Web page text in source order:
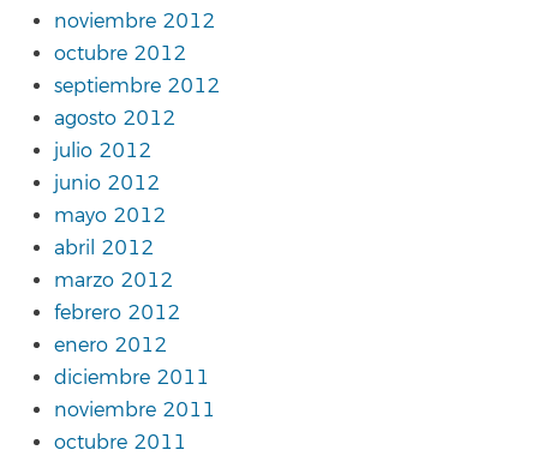
noviembre 2012
octubre 2012
septiembre 2012
agosto 2012
julio 2012
junio 2012
mayo 2012
abril 2012
marzo 2012
febrero 2012
enero 2012
diciembre 2011
noviembre 2011
octubre 2011